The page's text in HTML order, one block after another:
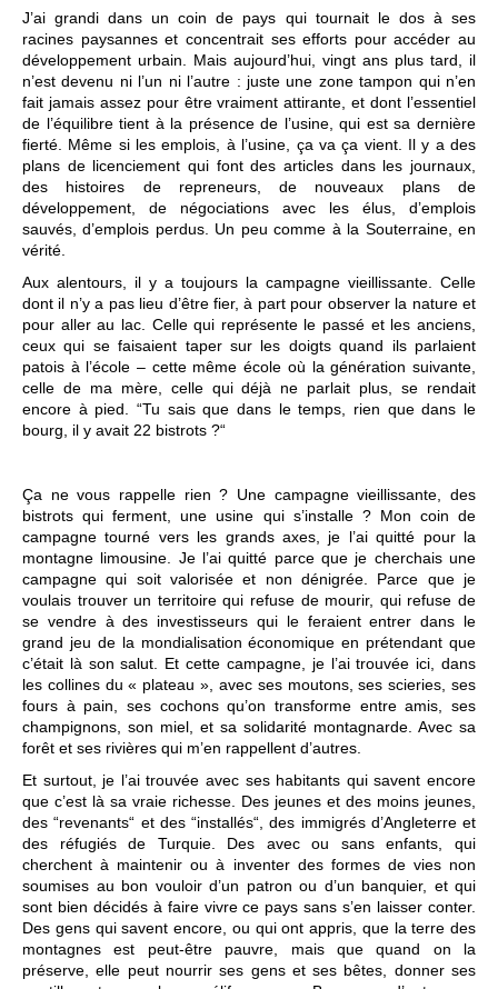
J’ai grandi dans un coin de pays qui tournait le dos à ses
racines paysannes et concentrait ses efforts pour accéder au
développement urbain. Mais aujourd’hui, vingt ans plus tard, il
n’est devenu ni l’un ni l’autre : juste une zone tampon qui n’en
fait jamais assez pour être vraiment attirante, et dont l’essentiel
de l’équilibre tient à la présence de l’usine, qui est sa dernière
fierté. Même si les emplois, à l’usine, ça va ça vient. Il y a des
plans de licenciement qui font des articles dans les journaux,
des histoires de repreneurs, de nouveaux plans de
développement, de négociations avec les élus, d’emplois
sauvés, d’emplois perdus. Un peu comme à la Souterraine, en
vérité.
Aux alentours, il y a toujours la campagne vieillissante. Celle
dont il n’y a pas lieu d’être fier, à part pour observer la nature et
pour aller au lac. Celle qui représente le passé et les anciens,
ceux qui se faisaient taper sur les doigts quand ils parlaient
patois à l’école – cette même école où la génération suivante,
celle de ma mère, celle qui déjà ne parlait plus, se rendait
encore à pied. “Tu sais que dans le temps, rien que dans le
bourg, il y avait 22 bistrots ?“
Ça ne vous rappelle rien ? Une campagne vieillissante, des
bistrots qui ferment, une usine qui s’installe ? Mon coin de
campagne tourné vers les grands axes, je l’ai quitté pour la
montagne limousine. Je l’ai quitté parce que je cherchais une
campagne qui soit valorisée et non dénigrée. Parce que je
voulais trouver un territoire qui refuse de mourir, qui refuse de
se vendre à des investisseurs qui le feraient entrer dans le
grand jeu de la mondialisation économique en prétendant que
c’était là son salut. Et cette campagne, je l’ai trouvée ici, dans
les collines du « plateau », avec ses moutons, ses scieries, ses
fours à pain, ses cochons qu’on transforme entre amis, ses
champignons, son miel, et sa solidarité montagnarde. Avec sa
forêt et ses rivières qui m’en rappellent d’autres.
Et surtout, je l’ai trouvée avec ses habitants qui savent encore
que c’est là sa vraie richesse. Des jeunes et des moins jeunes,
des “revenants“ et des “installés“, des immigrés d’Angleterre et
des réfugiés de Turquie. Des avec ou sans enfants, qui
cherchent à maintenir ou à inventer des formes de vies non
soumises au bon vouloir d’un patron ou d’un banquier, et qui
sont bien décidés à faire vivre ce pays sans s’en laisser conter.
Des gens qui savent encore, ou qui ont appris, que la terre des
montagnes est peut-être pauvre, mais que quand on la
préserve, elle peut nourrir ses gens et ses bêtes, donner ses